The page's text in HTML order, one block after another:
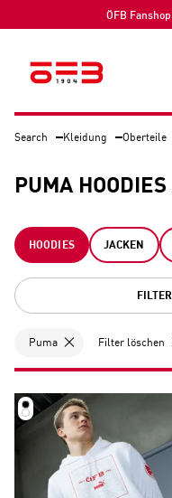
ÖFB
Search Kleidung Oberteile
PUMA
HOODIES JACKEN
Puma Filter löschen